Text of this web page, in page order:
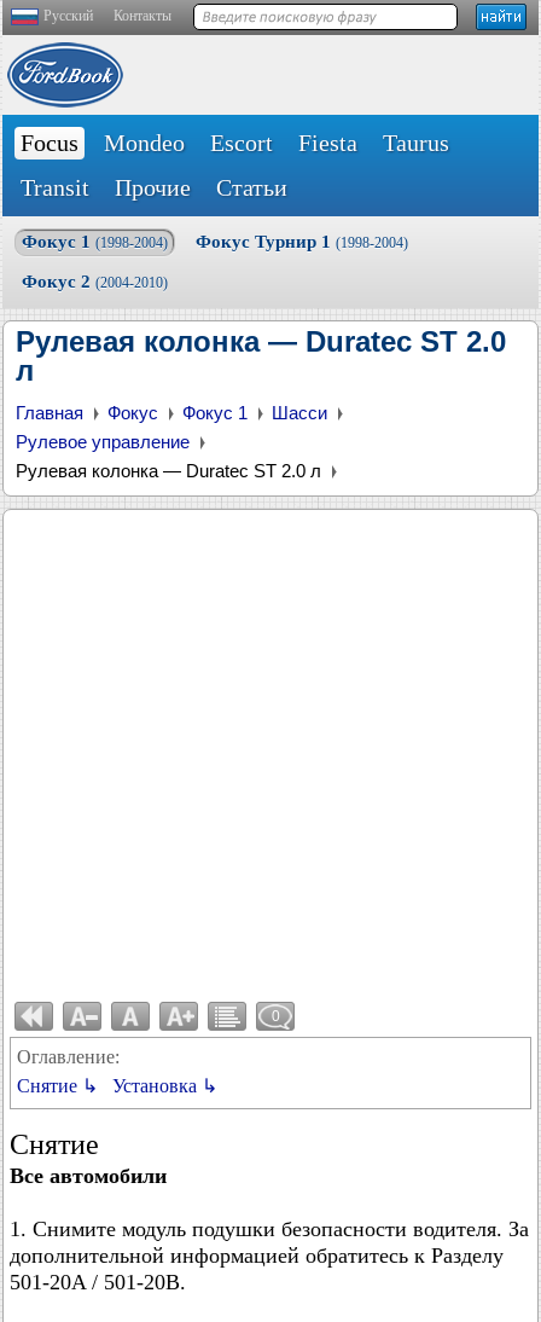
Русский Контакты
Focus Mondeo Escort Fiesta
Taurus
Transit
Прочие Статьи
Фокус 1 (1998-2004) Фокус Турнир 1 (1998-2004)
Фокус 2 (2004-2010)
Рулевая колонка — Duratec ST 2.0
л
Главная Фокус Фокус 1
Шасси
Рулевое управление
Рулевая колонка — Duratec ST 2.0 л
0
Оглавление:
Снятие ↳
Установка ↳
Снятие
Все автомобили
1. Снимите модуль подушки безопасности водителя. За
дополнительной информацией обратитесь к Разделу
501-20A / 501-20B.